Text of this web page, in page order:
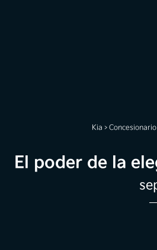
Kia > Concesionario
El poder de la